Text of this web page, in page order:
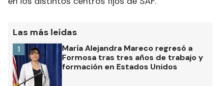
Las más leídas
María Alejandra Mareco regresó a
Formosa tras tres años de trabajo y
formación en Estados Unidos
1